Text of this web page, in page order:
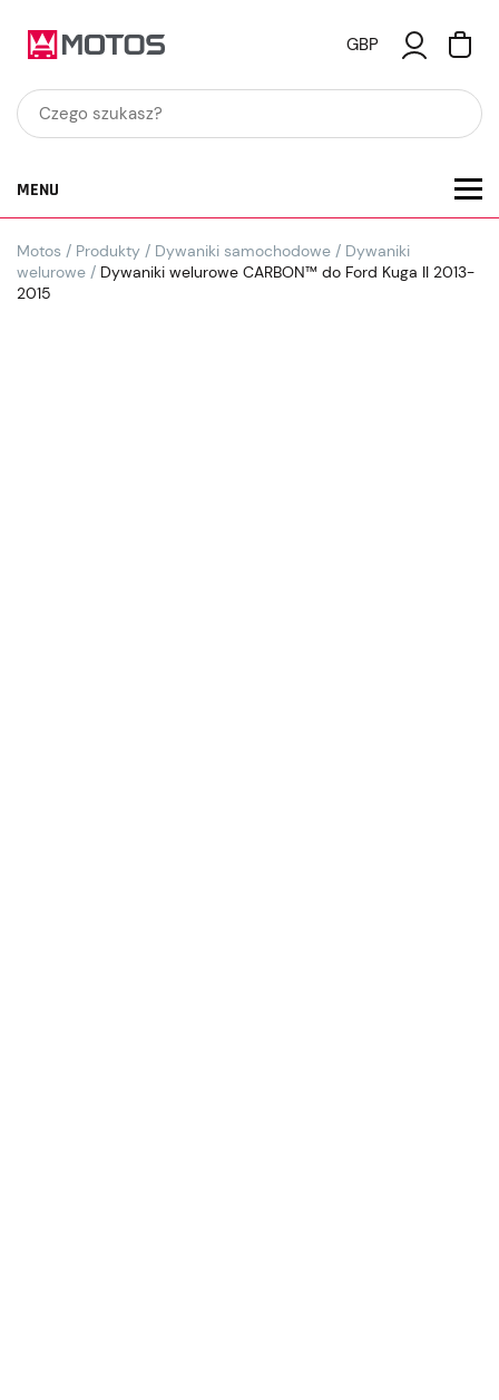
GBP
MENU
Motos / Produkty / Dywaniki samochodowe / Dywaniki
welurowe / Dywaniki welurowe CARBON™ do Ford Kuga II 2013-
2015